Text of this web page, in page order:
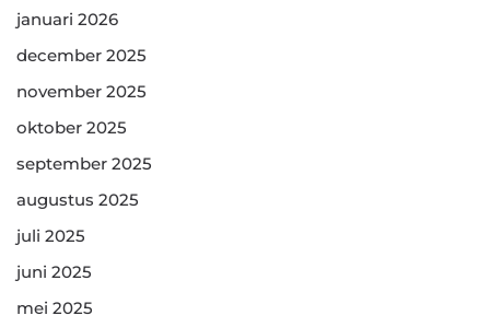
januari 2026
december 2025
november 2025
oktober 2025
september 2025
augustus 2025
juli 2025
juni 2025
mei 2025